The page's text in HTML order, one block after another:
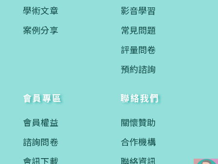
學術文章
案例分享
影音學習
常見問題
評量問卷
預約諮詢
會員專區
會員權益
諮詢問卷
會訊下載
聯絡我們
關懷贊助
合作機構
聯絡資訊